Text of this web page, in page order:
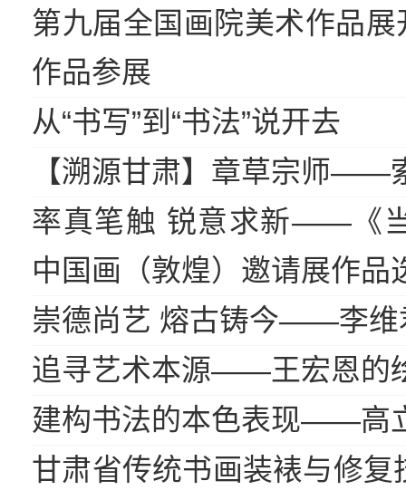
第九届全国画院美术作品
作品参展
从“书写”到“书法”说开去
【溯源甘肃】章草宗师——
率真笔触 锐意求新——《
中国画（敦煌）邀请展作品
崇德尚艺 熔古铸今——李维
追寻艺术本源——王宏恩的
建构书法的本色表现——高
甘肃省传统书画装裱与修复